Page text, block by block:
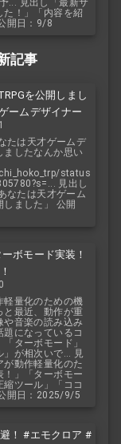
た！」「内容を紹
開日：9/8
記事
を公開しまし
ームデザイナー
たは天才ゲームデ
ましたなんか思い
status
見出し
なたは天才ゲーム
しました」 公開
ボモード実装！
軽量化のための機
と最近、動作が重
や音楽の読み込み
題になっているコ
ターボモード」
」が相次いで... 見
が動作軽量化のた
！」「ターボモー
縮ツール」「ココ
開日：2025/9/5
！ #エモクロア #